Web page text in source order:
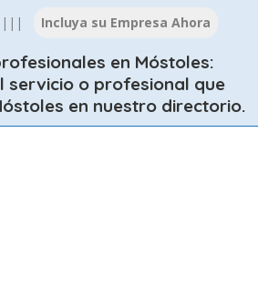
|||
en Móstoles:
servicio o profesional que
en nuestro directorio.